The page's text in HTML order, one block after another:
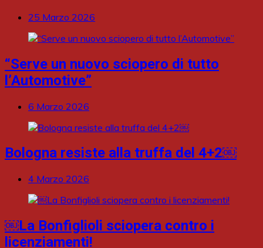
25 Marzo 2026
“Serve un nuovo sciopero di tutto
l’Automotive”
6 Marzo 2026
Bologna resiste alla truffa del 4+2￼
4 Marzo 2026
￼La Bonfiglioli sciopera contro i
licenziamenti!